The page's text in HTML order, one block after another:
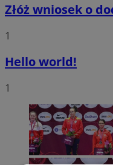
Złóż wniosek o
1
Hello world!
1